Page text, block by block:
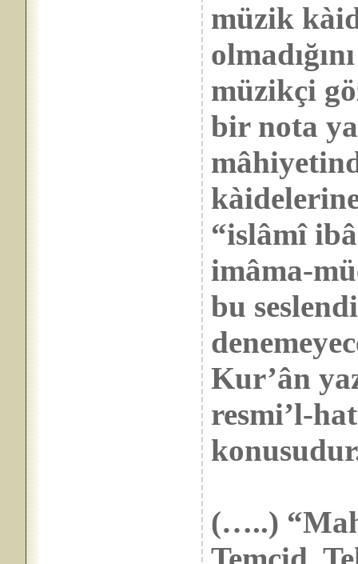
müzik
müzikçi
bir nota
“islâmî
imâma-
bu
Kur’ân
resmi’l-
(…..)